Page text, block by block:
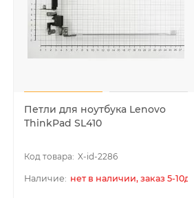
Петли для ноутбука Lenovo
ThinkPad SL410
X-id-2286
нет в наличии, заказ 5-10дн.